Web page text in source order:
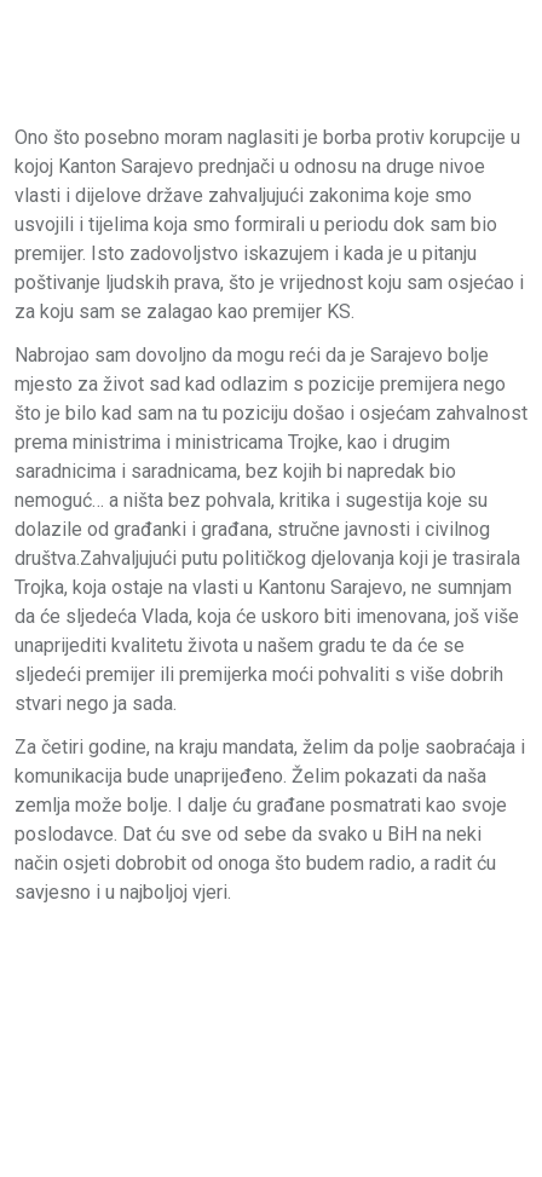
Ono što posebno moram naglasiti je borba protiv korupcije u
kojoj Kanton Sarajevo prednjači u odnosu na druge nivoe
vlasti i dijelove države zahvaljujući zakonima koje smo
usvojili i tijelima koja smo formirali u periodu dok sam bio
premijer. Isto zadovoljstvo iskazujem i kada je u pitanju
poštivanje ljudskih prava, što je vrijednost koju sam osjećao i
za koju sam se zalagao kao premijer KS.
Nabrojao sam dovoljno da mogu reći da je Sarajevo bolje
mjesto za život sad kad odlazim s pozicije premijera nego
što je bilo kad sam na tu poziciju došao i osjećam zahvalnost
prema ministrima i ministricama Trojke, kao i drugim
saradnicima i saradnicama, bez kojih bi napredak bio
nemoguć… a ništa bez pohvala, kritika i sugestija koje su
dolazile od građanki i građana, stručne javnosti i civilnog
društva.Zahvaljujući putu političkog djelovanja koji je trasirala
Trojka, koja ostaje na vlasti u Kantonu Sarajevo, ne sumnjam
da će sljedeća Vlada, koja će uskoro biti imenovana, još više
unaprijediti kvalitetu života u našem gradu te da će se
sljedeći premijer ili premijerka moći pohvaliti s više dobrih
stvari nego ja sada.
Za četiri godine, na kraju mandata, želim da polje saobraćaja i
komunikacija bude unaprijeđeno. Želim pokazati da naša
zemlja može bolje. I dalje ću građane posmatrati kao svoje
poslodavce. Dat ću sve od sebe da svako u BiH na neki
način osjeti dobrobit od onoga što budem radio, a radit ću
savjesno i u najboljoj vjeri.